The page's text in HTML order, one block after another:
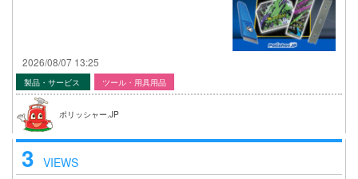
2026/08/07 13:25
製品・サービス ツール・用具用品
ポリッシャー.JP
3 VIEWS